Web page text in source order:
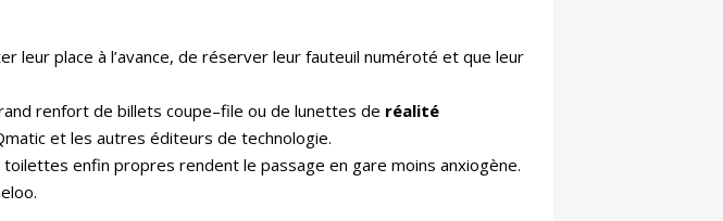
leur place à l’avance, de réserver leur fauteuil numéroté et que leur
renfort de billets coupe–file ou de lunettes de réalité
et les autres éditeurs de technologie.
enfin propres rendent le passage en gare moins anxiogène.